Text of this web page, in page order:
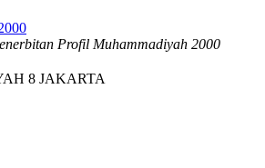
Profil Muhammadiyah 2000
8 JAKARTA